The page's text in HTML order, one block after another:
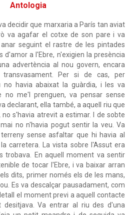
Antologia
decidir que marxaria a París tan aviat
va agafar el cotxe de son pare i va
seguint el rastre de les pintades
d'amor a l'Ebre, n'exigien la presència
advertència al nou govern, encara
Per si de cas, per
no havia abaixat la guàrdia, i les va
no me'l prenguen, va pensar sense
declarant, ella també, a aquell riu que
no s'havia atrevit a estimar. I de sobte
no n'havia pogut sentir la veu. Va
sense asfaltar que hi havia al
carretera. La vista sobre l'Assut era
trobava. En aquell moment va sentir
de tocar l'Ebre, i va baixar arran
dits, primer només els de les mans,
Es va descalçar pausadament, com
el moment previ a aquell contacte
desitjava. Va entrar al riu des d'una